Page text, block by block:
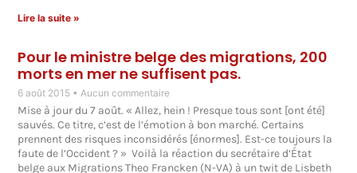
Lire la suite »
Pour le ministre belge des migrations, 200
morts en mer ne suffisent pas.
6 août 2015 Aucun commentaire
Mise à jour du 7 août. « Allez, hein ! Presque tous sont [ont été]
sauvés. Ce titre, c’est de l’émotion à bon marché. Certains
prennent des risques inconsidérés [énormes]. Est-ce toujours la
faute de l’Occident ? » Voilà la réaction du secrétaire d’État
belge aux Migrations Theo Francken (N-VA) à un twit de Lisbeth